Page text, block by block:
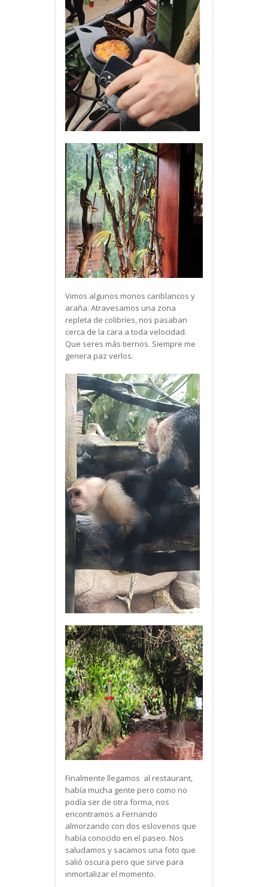
Vimos algunos monos cariblancos y
araña. Atravesamos una zona
repleta de colibríes, nos pasaban
cerca de la cara a toda velocidad.
Que seres más tiernos. Siempre me
genera paz verlos.
Finalmente llegamos al restaurant,
había mucha gente pero como no
podía ser de otra forma, nos
encontramos a Fernando
almorzando con dos eslovenos que
había conocido en el paseo. Nos
saludamos y sacamos una foto que
salió oscura pero que sirve para
inmortalizar el momento.